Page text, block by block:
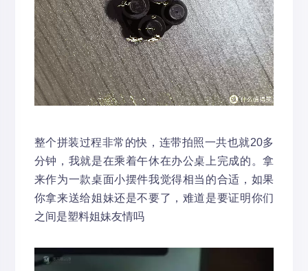
整个拼装过程非常的快，连带拍照一共也就20多
分钟，我就是在乘着午休在办公桌上完成的。拿
来作为一款桌面小摆件我觉得相当的合适，如果
你拿来送给姐妹还是不要了，难道是要证明你们
之间是塑料姐妹友情吗